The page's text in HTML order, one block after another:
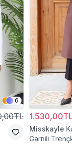
6
1.530,00TL
Misskayle
Garnili